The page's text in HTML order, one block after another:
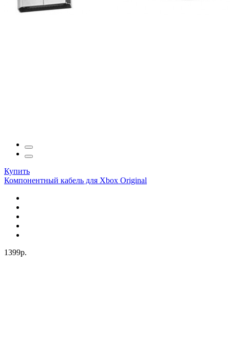
Купить
Компонентный кабель для Xbox Original
1399р.